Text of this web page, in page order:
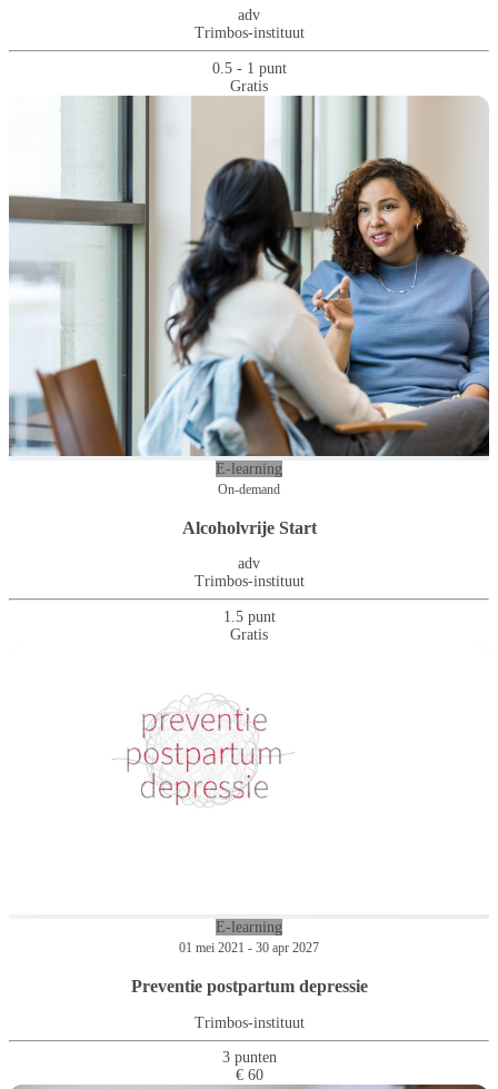
adv
Trimbos-instituut
0.5 - 1 punt
Gratis
E-learning
On-demand
Alcoholvrije Start
adv
Trimbos-instituut
1.5 punt
Gratis
E-learning
01 mei 2021 - 30 apr 2027
Preventie postpartum depressie
Trimbos-instituut
3 punten
€ 60